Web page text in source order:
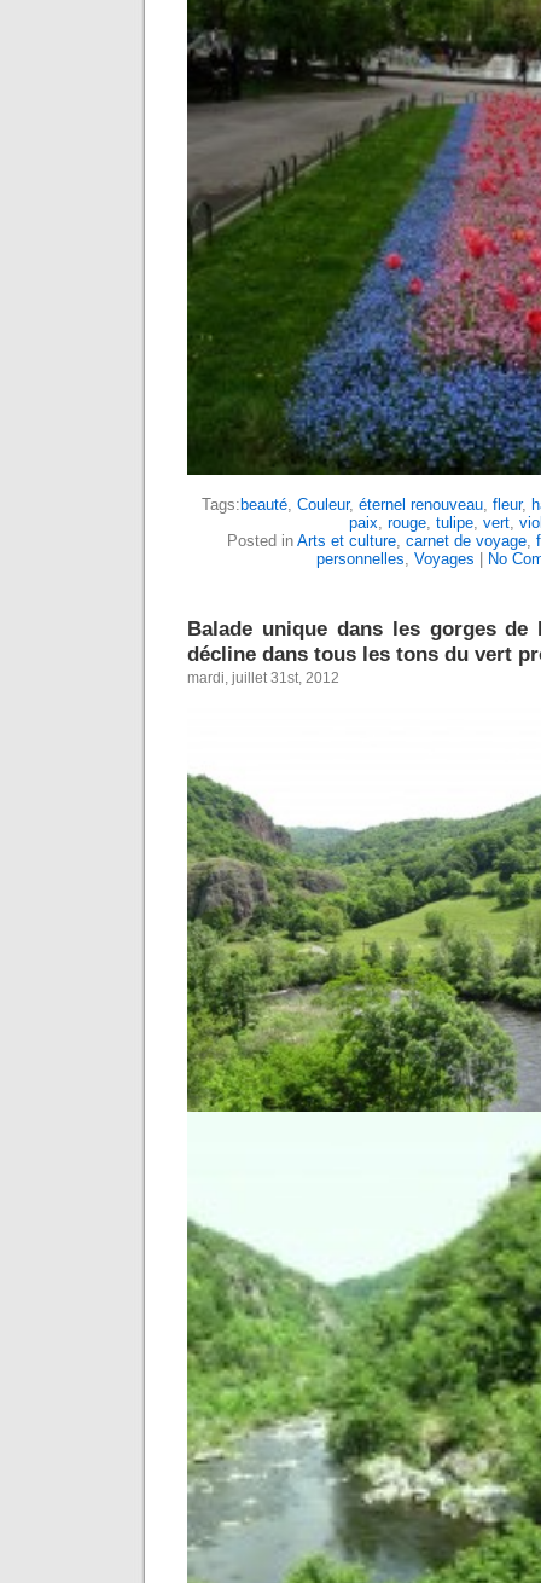
Tags: beauté, Couleur, éternel renouveau, fleur,
paix, rouge, tulipe, vert,
Posted in Arts et culture, carnet de voyage,
personnelles, Voyages No
Balade unique dans les gorges de
décline dans tous les tons du vert
mardi, juillet 31st, 2012